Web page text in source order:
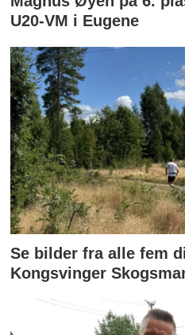
U20-VM i Eugene
Se bilder fra alle fem
Kongsvinger